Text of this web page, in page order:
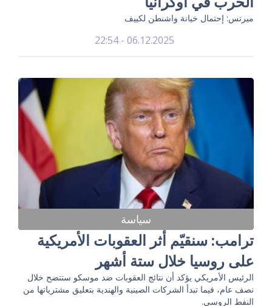
ميرتس: إحتمال خيانة واشنطن لكييف
06.12.2025 - 22:54
سياسة
ترامب: سنقيّم أثر العقوبات الأمريكية
على روسيا خلال ستة أشهر
الرئيس الأمريكي يؤكد أن نتائج العقوبات ضد موسكو ستتضح خلال
نصف عام، فيما تبدأ الشركات الصينية والهندية بتعليق مشترياتها من
النفط الروسي.